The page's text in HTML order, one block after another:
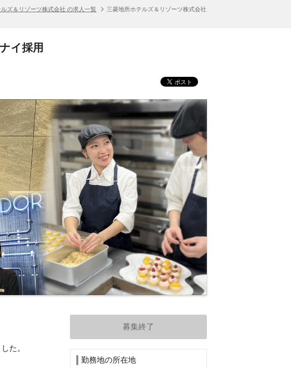
ズ＆リゾーツ株式会社 の求人一覧
三菱地所ホテルズ＆リゾーツ株式会社
イ採用
た。
募集終了
勤務地の所在地